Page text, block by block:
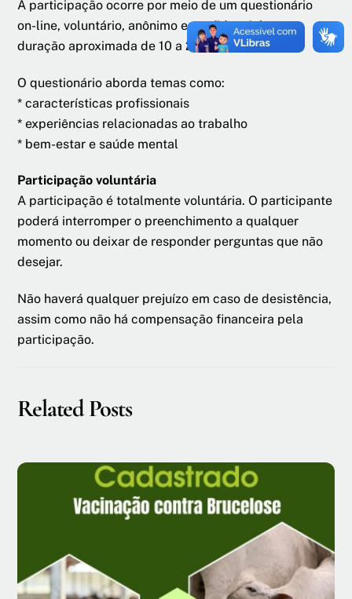
A participação ocorre por meio de um questionário
on-line, voluntário, anônimo e confidencial, com
duração aproximada de 10 a 20 minutos.
O questionário aborda temas como:
* características profissionais
* experiências relacionadas ao trabalho
* bem-estar e saúde mental
Participação voluntária
A participação é totalmente voluntária. O participante
poderá interromper o preenchimento a qualquer
momento ou deixar de responder perguntas que não
desejar.
Não haverá qualquer prejuízo em caso de desistência,
assim como não há compensação financeira pela
participação.
Related Posts